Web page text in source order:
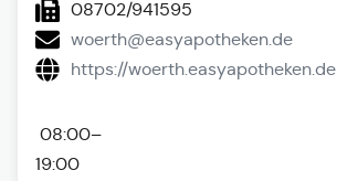
08:00–
19:00
08702/941595
woerth@easyapotheken.de
https://woerth.easyapotheken.de